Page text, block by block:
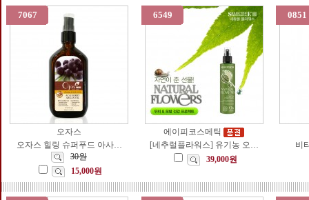
7067
오자스
오자스 힐링 슈퍼푸드 아사…
30원
15,000원
6549
에이피코스메틱
[네추럴플라워스] 유기농 오…
39,000원
0851
비